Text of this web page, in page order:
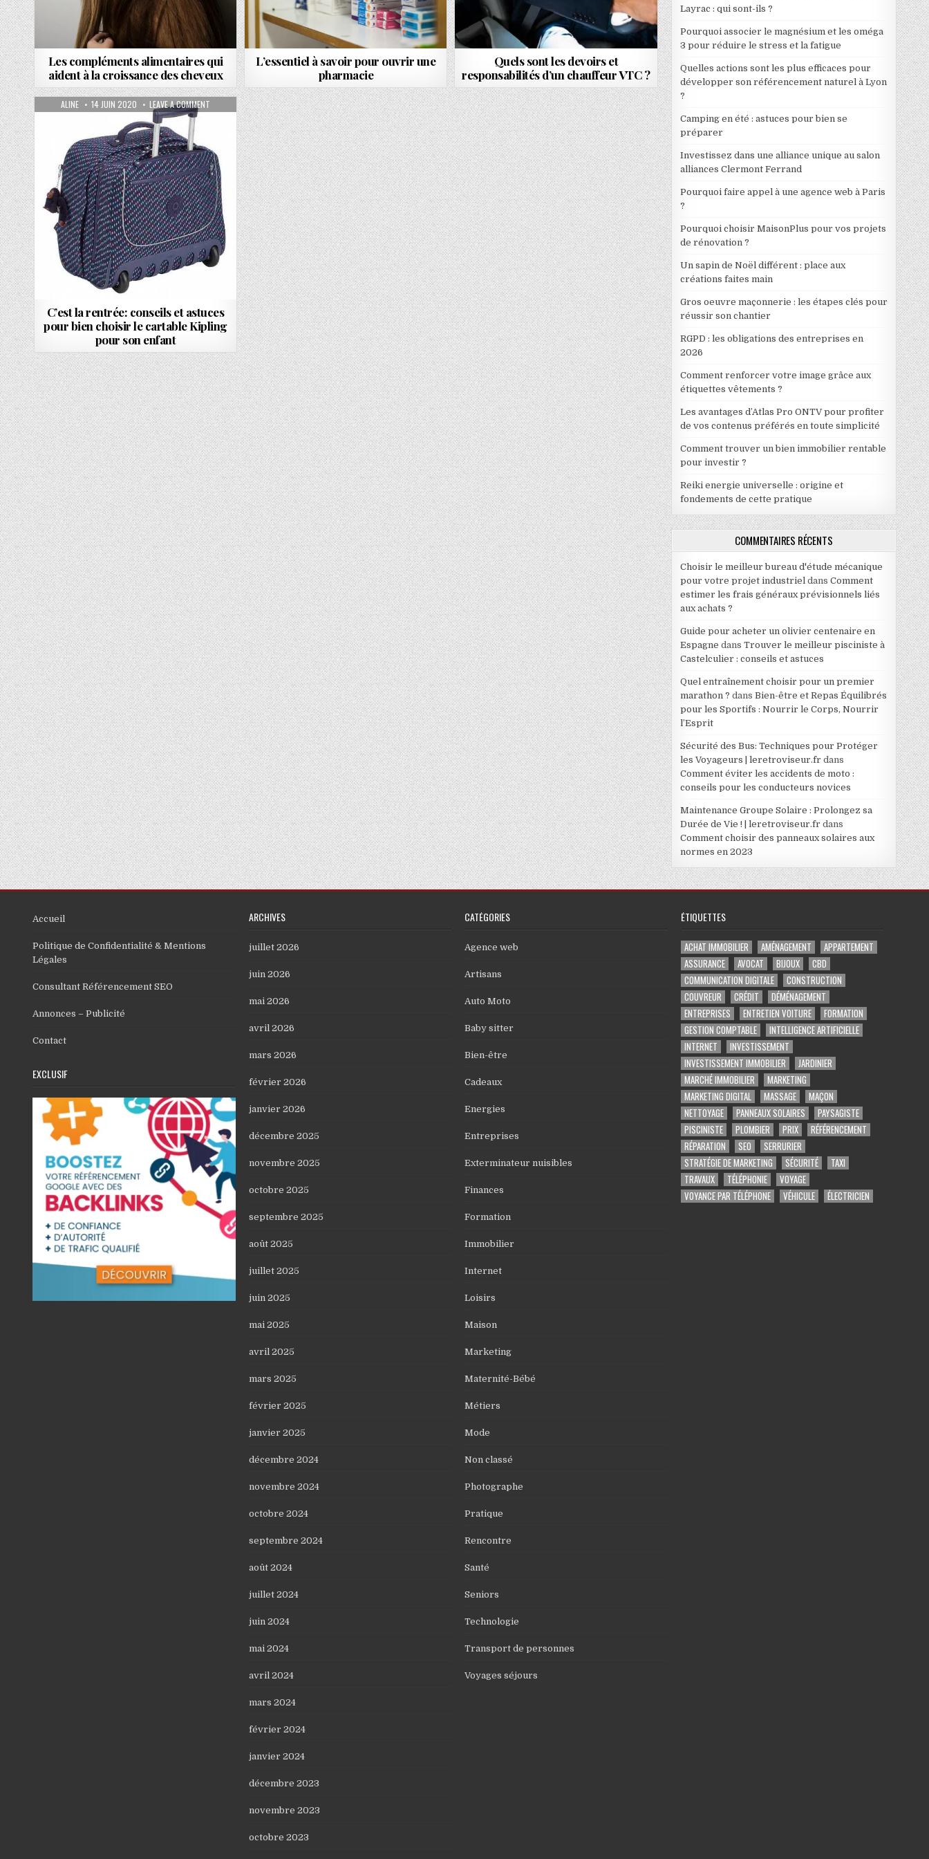
Les compléments alimentaires qui
aident à la croissance des cheveux
L’essentiel à savoir pour ouvrir une
pharmacie
Quels sont les devoirs et
responsabilités d’un chauffeur VTC ?
AUTHOR:
ALINE PUBLISHED DATE:
14 JUIN 2020 LEAVE A COMMENT ON C’EST LA RENTRÉE: CONSEILS ET ASTUCES POUR BIEN CHOISIR LE CARTABLE KIPLING POUR SON ENFANT
C’est la rentrée: conseils et astuces
pour bien choisir le cartable Kipling
pour son enfant
Layrac : qui sont-ils ?
Pourquoi associer le magnésium et les oméga
3 pour réduire le stress et la fatigue
Quelles actions sont les plus efficaces pour
développer son référencement naturel à Lyon
?
Camping en été : astuces pour bien se
préparer
Investissez dans une alliance unique au salon
alliances Clermont Ferrand
Pourquoi faire appel à une agence web à Paris
?
Pourquoi choisir MaisonPlus pour vos projets
de rénovation ?
Un sapin de Noël différent : place aux
créations faites main
Gros oeuvre maçonnerie : les étapes clés pour
réussir son chantier
RGPD : les obligations des entreprises en
2026
Comment renforcer votre image grâce aux
étiquettes vêtements ?
Les avantages d’Atlas Pro ONTV pour profiter
de vos contenus préférés en toute simplicité
Comment trouver un bien immobilier rentable
pour investir ?
Reiki energie universelle : origine et
fondements de cette pratique
COMMENTAIRES RÉCENTS
Choisir le meilleur bureau d'étude mécanique
pour votre projet industrieldans Comment
estimer les frais généraux prévisionnels liés
aux achats ?
Guide pour acheter un olivier centenaire en
Espagne dans Trouver le meilleur pisciniste à
Castelculier : conseils et astuces
Quel entraînement choisir pour un premier
marathon ? dans Bien-être et Repas Équilibrés
pour les Sportifs : Nourrir le Corps, Nourrir
l’Esprit
Sécurité des Bus: Techniques pour Protéger
les Voyageurs | leretroviseur.fr dans
Comment éviter les accidents de moto :
conseils pour les conducteurs novices
Maintenance Groupe Solaire : Prolongez sa
Durée de Vie ! | leretroviseur.fr dans
Comment choisir des panneaux solaires aux
normes en 2023
Accueil
Politique de Confidentialité & Mentions
Légales
Consultant Référencement SEO
Annonces – Publicité
Contact
EXCLUSIF
ARCHIVES
juillet 2026
juin 2026
mai 2026
avril 2026
mars 2026
février 2026
janvier 2026
décembre 2025
novembre 2025
octobre 2025
septembre 2025
août 2025
juillet 2025
juin 2025
mai 2025
avril 2025
mars 2025
février 2025
janvier 2025
décembre 2024
novembre 2024
octobre 2024
septembre 2024
août 2024
juillet 2024
juin 2024
mai 2024
avril 2024
mars 2024
février 2024
janvier 2024
décembre 2023
novembre 2023
octobre 2023
CATÉGORIES
Agence web
Artisans
Auto Moto
Baby sitter
Bien-être
Cadeaux
Energies
Entreprises
Exterminateur nuisibles
Finances
Formation
Immobilier
Internet
Loisirs
Maison
Marketing
Maternité-Bébé
Métiers
Mode
Non classé
Photographe
Pratique
Rencontre
Santé
Seniors
Technologie
Transport de personnes
Voyages séjours
ÉTIQUETTES
ACHAT IMMOBILIER AMÉNAGEMENT
APPARTEMENT
ASSURANCE
AVOCAT BIJOUX
CBD
COMMUNICATION DIGITALE
CONSTRUCTION
COUVREUR
CRÉDIT
DÉMÉNAGEMENT
ENTREPRISES
ENTRETIEN VOITURE
FORMATION
GESTION COMPTABLE
INTELLIGENCE ARTIFICIELLE
INTERNET
INVESTISSEMENT
INVESTISSEMENT IMMOBILIER
JARDINIER
MARCHÉ IMMOBILIER
MARKETING
MARKETING DIGITAL
MASSAGE
MAÇON
NETTOYAGE
PANNEAUX SOLAIRES
PAYSAGISTE
PISCINISTE
PLOMBIER PRIX
RÉFÉRENCEMENT
RÉPARATION
SEO
SERRURIER
STRATÉGIE DE MARKETING
SÉCURITÉ
TAXI
TRAVAUX
TÉLÉPHONIE
VOYAGE
VOYANCE PAR TÉLÉPHONE
VÉHICULE ÉLECTRICIEN